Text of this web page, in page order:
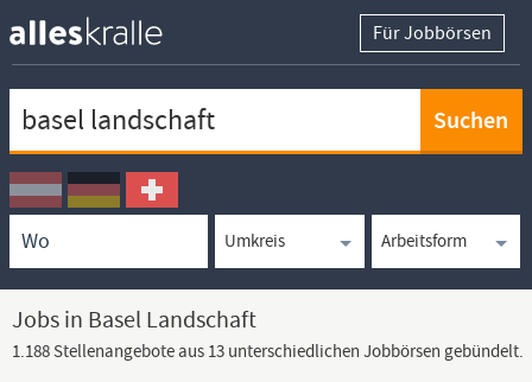
Für Jobbörsen
Ortssuche
Umkreissuche
Arbeitsform
Jobs in Basel Landschaft
1.188 Stellenangebote aus 13 unterschiedlichen Jobbörsen gebündelt.